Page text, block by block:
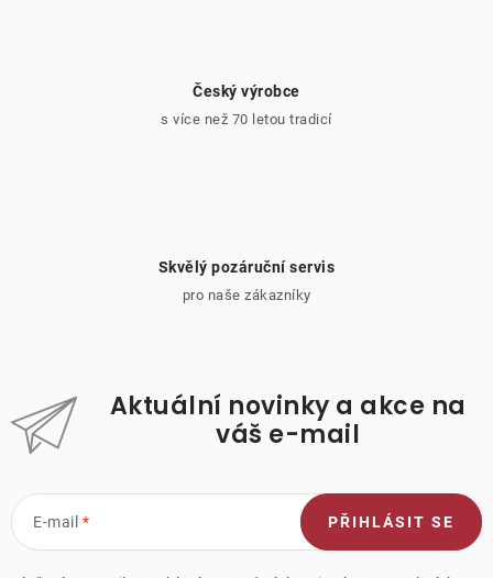
Český výrobce
s více než 70 letou tradicí
Skvělý pozáruční servis
pro naše zákazníky
Aktuální novinky a akce na
váš e-mail
E-mail PŘIHLÁSIT SE